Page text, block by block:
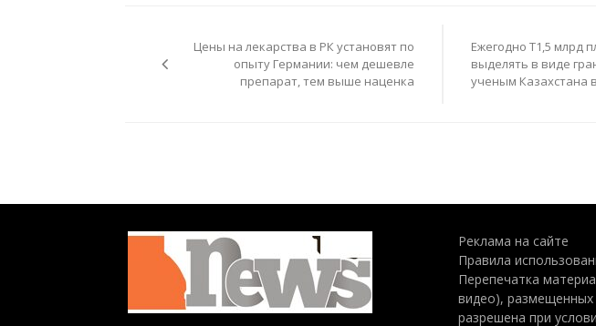
записям
Цены на лекарства в РК установят по
опыту Германии: чем дешевле
препарат, тем выше наценка
Ежегодно Т1,5 млрд
выделять в виде
ученым Казахстана
Реклама на сайте
Правила
Перепечатка
видео), размещенных
разрешена при